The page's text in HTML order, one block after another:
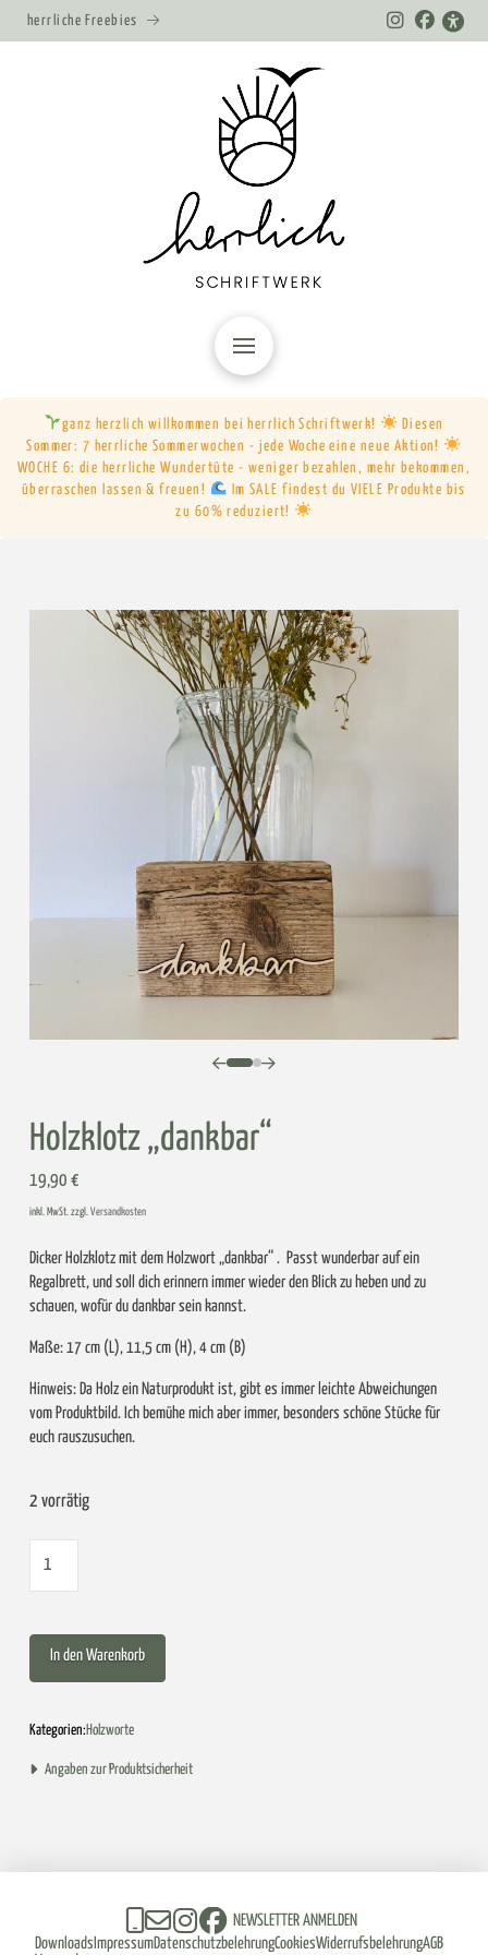
herrliche Freebies
ganz herzlich willkommen bei herrlich Schriftwerk!
Diesen
Sommer: 7 herrliche Sommerwochen - jede Woche eine neue Aktion!
WOCHE 6: die herrliche Wundertüte - weniger bezahlen, mehr bekommen,
überraschen lassen & freuen!
Im SALE findest du VIELE Produkte bis
zu 60% reduziert!
0 1
Holzklotz „dankbar“
19,90 €
inkl. MwSt. zzgl. Versandkosten
Dicker Holzklotz mit dem Holzwort „dankbar“ . Passt wunderbar auf ein
Regalbrett, und soll dich erinnern immer wieder den Blick zu heben und zu
schauen, wofür du dankbar sein kannst.
Maße: 17 cm (L), 11,5 cm (H), 4 cm (B)
Hinweis: Da Holz ein Naturprodukt ist, gibt es immer leichte Abweichungen
vom Produktbild. Ich bemühe mich aber immer, besonders schöne Stücke für
euch rauszusuchen.
2 vorrätig
Holzklotz
„dankbar“
In den Warenkorb
Kategorien:Holzworte
Angaben zur Produktsicherheit
NEWSLETTER ANMELDEN
Downloads ImpressumDatenschutzbelehrungCookiesWiderrufsbelehrungAGB